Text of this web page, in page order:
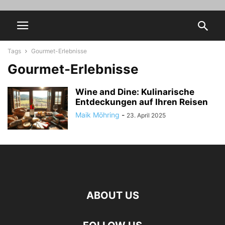
Tags Gourmet-Erlebnisse
Gourmet-Erlebnisse
Wine and Dine: Kulinarische
Entdeckungen auf Ihren Reisen
Maik Möhring - 23. April 2025
ABOUT US